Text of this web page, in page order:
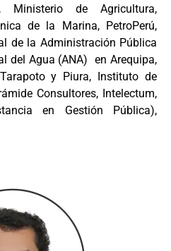
Ministerio de Agricultura,
de la Marina, PetroPerú,
de la Administración Pública
del Agua (ANA) en Arequipa,
y Piura, Instituto de
Consultores, Intelectum,
en Gestión Pública),